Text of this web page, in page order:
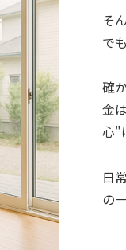
そ
で
確
金
心"
日
の